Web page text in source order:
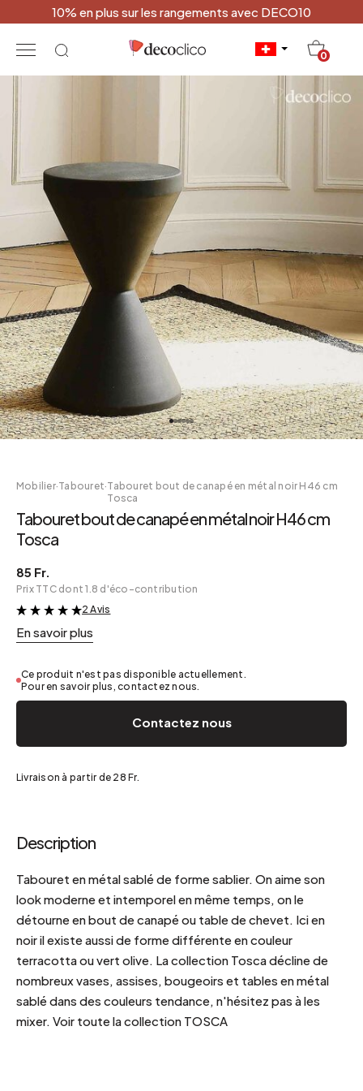
10% en plus sur les rangements avec DECO10
0
Mobilier·Tabouret·Tabouret bout de canapé en métal noir H46 cm
Tosca
Tabouret bout de canapé en métal noir H46 cm
Tosca
85 Fr.
Prix TTC dont 1.8 d'éco-contribution
&
2 Avis
En savoir plus
Ce produit n'est pas disponible actuellement.
Pour en savoir plus, contactez nous.
Contactez nous
Livraison à partir de 28 Fr.
Description
Tabouret en métal sablé de forme sablier. On aime son
look moderne et intemporel en même temps, on le
détourne en bout de canapé ou table de chevet. Ici en
noir il existe aussi de forme différente en couleur
terracotta ou vert olive. La collection Tosca décline de
nombreux vases, assises, bougeoirs et tables en métal
sablé dans des couleurs tendance, n'hésitez pas à les
mixer. Voir toute la collection TOSCA